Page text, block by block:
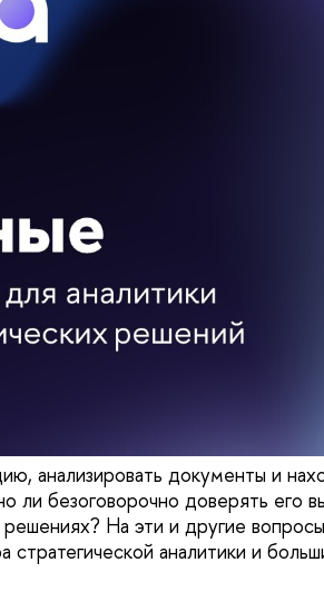
анализировать документы и
безоговорочно доверять его
На эти и другие
аналитики и